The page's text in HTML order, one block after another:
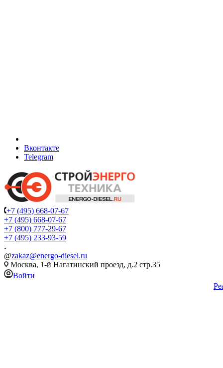
Вконтакте
Telegram
+7 (495) 668-07-67
+7 (495) 668-07-67
+7 (800) 777-29-67
+7 (495) 233-93-59
@zakaz@energo-diesel.ru
Москва, 1-й Нагатинский проезд, д.2 стр.35
Войти